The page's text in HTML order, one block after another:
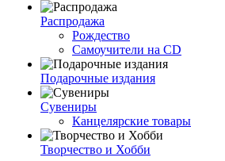
Распродажа
Рождество
Самоучители на CD
Подарочные издания
Сувениры
Канцелярские товары
Творчество и Хобби